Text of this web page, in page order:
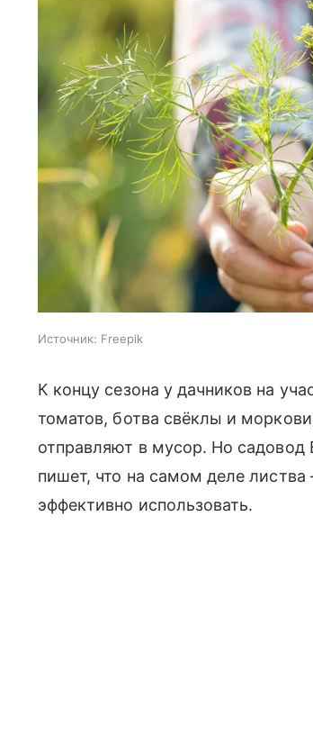
Источник: Freepik
К концу сезона у дачников на
томатов, ботва свёклы и
отправляют в мусор. Но садовод
пишет, что на самом деле
эффективно использовать.